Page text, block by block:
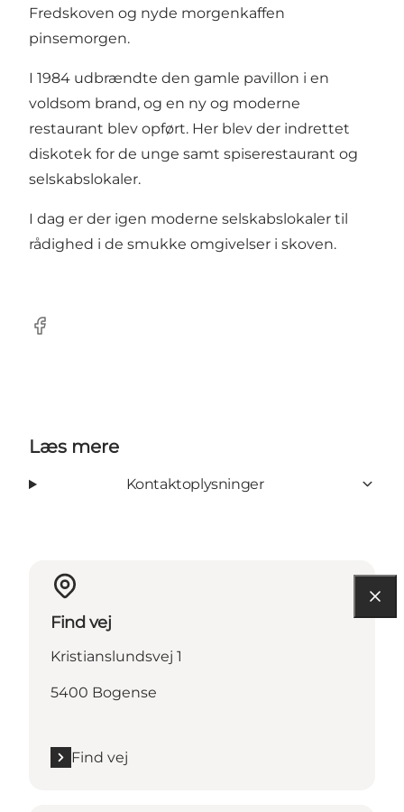
Fredskoven og nyde morgenkaffen
pinsemorgen.
I 1984 udbrændte den gamle pavillon i en
voldsom brand, og en ny og moderne
restaurant blev opført. Her blev der indrettet
diskotek for de unge samt spiserestaurant og
selskabslokaler.
I dag er der igen moderne selskabslokaler til
rådighed i de smukke omgivelser i skoven.
Facebook
Læs mere
Kontaktoplysninger
Find vej
Kristianslundsvej 1
5400 Bogense
Find vej